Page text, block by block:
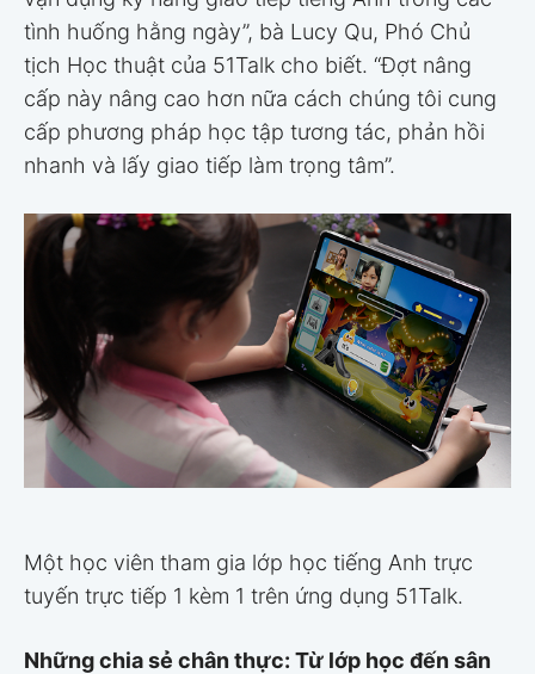
tình huống hằng ngày”, bà Lucy Qu, Phó Chủ
tịch Học thuật của 51Talk cho biết. “Đợt nâng
cấp này nâng cao hơn nữa cách chúng tôi cung
cấp phương pháp học tập tương tác, phản hồi
nhanh và lấy giao tiếp làm trọng tâm”.
Một học viên tham gia lớp học tiếng Anh trực
tuyến trực tiếp 1 kèm 1 trên ứng dụng 51Talk.
Những chia sẻ chân thực: Từ lớp học đến sân